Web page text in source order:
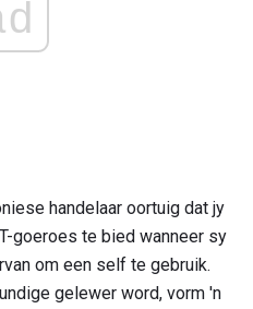
handelaar oortuig dat jy
goeroes te bied wanneer sy
om een ​​self te gebruik.
gelewer word, vorm 'n